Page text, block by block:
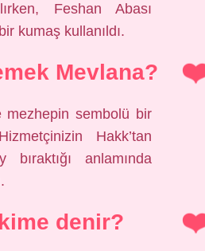
Feshan Abası
kumaş kullanıldı.
Mevlana?
mezhepin sembolü bir
Hakk’tan
anlamında
denir?